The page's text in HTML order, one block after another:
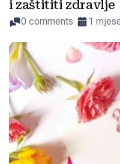
i zaštititi zdravlje
0 comments 1